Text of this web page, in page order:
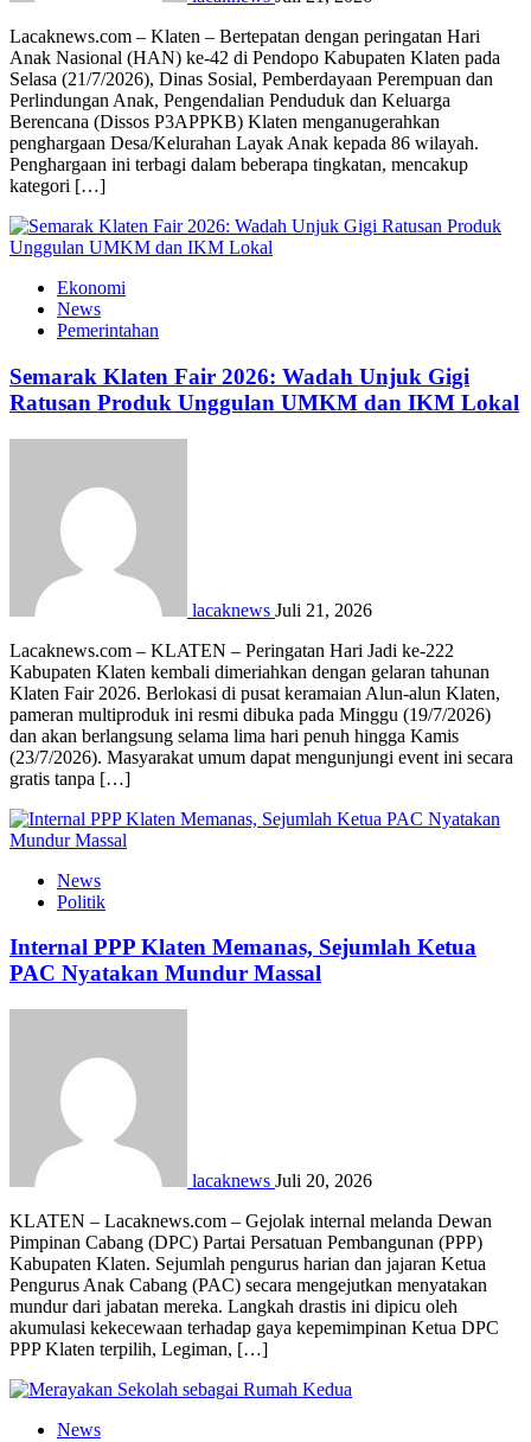
Lacaknews.com – Klaten – Bertepatan dengan peringatan Hari
Anak Nasional (HAN) ke-42 di Pendopo Kabupaten Klaten pada
Selasa (21/7/2026), Dinas Sosial, Pemberdayaan Perempuan dan
Perlindungan Anak, Pengendalian Penduduk dan Keluarga
Berencana (Dissos P3APPKB) Klaten menganugerahkan
penghargaan Desa/Kelurahan Layak Anak kepada 86 wilayah.
Penghargaan ini terbagi dalam beberapa tingkatan, mencakup
kategori […]
Ekonomi
News
Pemerintahan
Semarak Klaten Fair 2026: Wadah Unjuk Gigi
Ratusan Produk Unggulan UMKM dan IKM Lokal
lacaknews Juli 21, 2026
Lacaknews.com – KLATEN – Peringatan Hari Jadi ke-222
Kabupaten Klaten kembali dimeriahkan dengan gelaran tahunan
Klaten Fair 2026. Berlokasi di pusat keramaian Alun-alun Klaten,
pameran multiproduk ini resmi dibuka pada Minggu (19/7/2026)
dan akan berlangsung selama lima hari penuh hingga Kamis
(23/7/2026). Masyarakat umum dapat mengunjungi event ini secara
gratis tanpa […]
News
Politik
Internal PPP Klaten Memanas, Sejumlah Ketua
PAC Nyatakan Mundur Massal
lacaknews Juli 20, 2026
KLATEN – Lacaknews.com – Gejolak internal melanda Dewan
Pimpinan Cabang (DPC) Partai Persatuan Pembangunan (PPP)
Kabupaten Klaten. Sejumlah pengurus harian dan jajaran Ketua
Pengurus Anak Cabang (PAC) secara mengejutkan menyatakan
mundur dari jabatan mereka. Langkah drastis ini dipicu oleh
akumulasi kekecewaan terhadap gaya kepemimpinan Ketua DPC
PPP Klaten terpilih, Legiman, […]
News